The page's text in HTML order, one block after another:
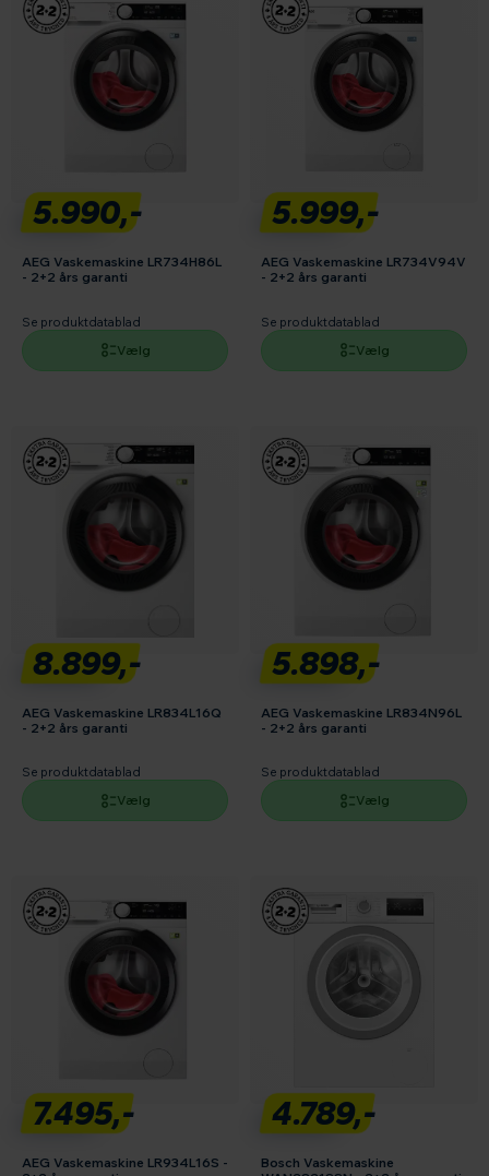
5.990,-
AEG Vaskemaskine LR734H86L
- 2+2 års garanti
Se produktdatablad
Vælg
5.999,-
AEG Vaskemaskine LR734V94V
- 2+2 års garanti
Se produktdatablad
Vælg
8.899,-
AEG Vaskemaskine LR834L16Q
- 2+2 års garanti
Se produktdatablad
Vælg
5.898,-
AEG Vaskemaskine LR834N96L
- 2+2 års garanti
Se produktdatablad
Vælg
7.495,-
AEG Vaskemaskine LR934L16S -
4.789,-
Bosch Vaskemaskine